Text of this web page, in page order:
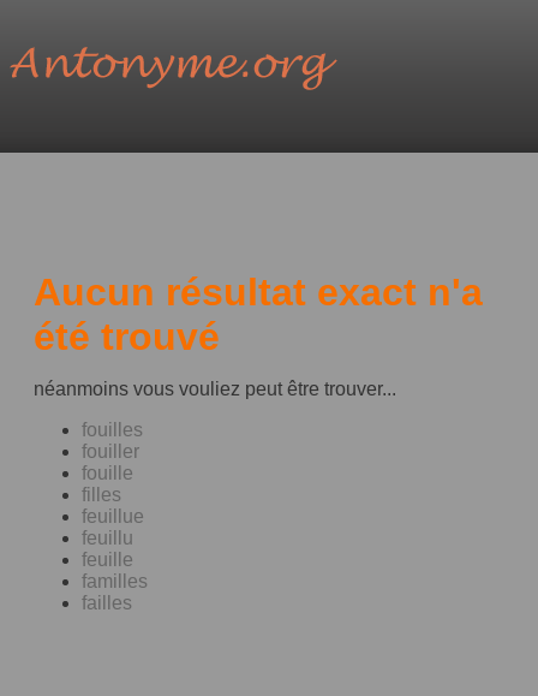
Aucun résultat exact n'a
été trouvé
néanmoins vous vouliez peut être trouver...
fouilles
fouiller
fouille
filles
feuillue
feuillu
feuille
familles
failles